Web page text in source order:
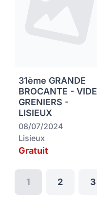
31ème GRANDE
BROCANTE - VIDE
GRENIERS -
LISIEUX
08/07/2024
Lisieux
Gratuit
1 2 3